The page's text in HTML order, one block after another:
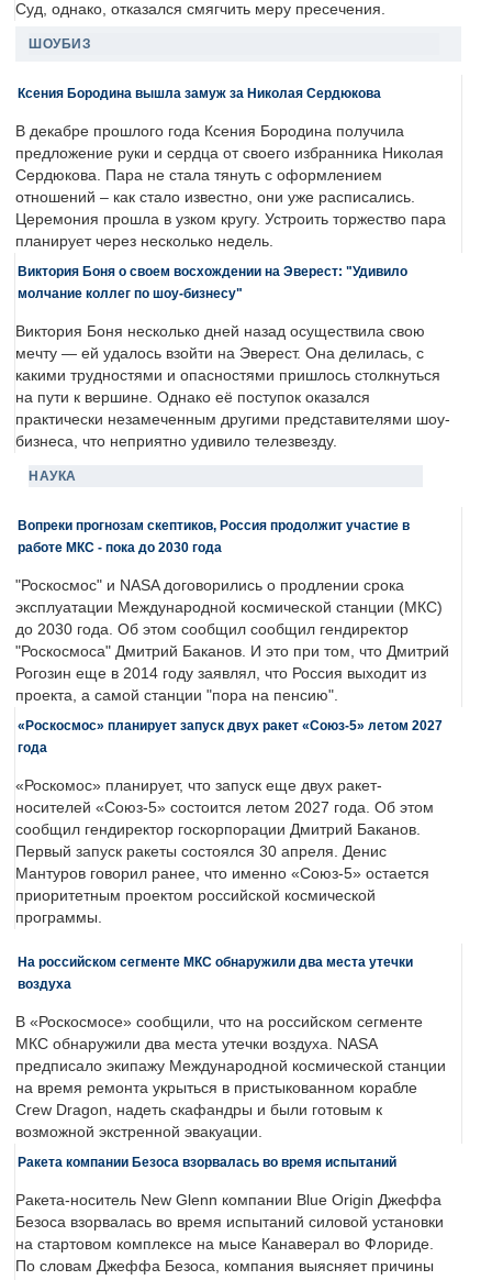
Суд, однако, отказался смягчить меру пресечения.
ШОУБИЗ
Ксения Бородина вышла замуж за Николая Сердюкова
В декабре прошлого года Ксения Бородина получила
предложение руки и сердца от своего избранника Николая
Сердюкова. Пара не стала тянуть с оформлением
отношений – как стало известно, они уже расписались.
Церемония прошла в узком кругу. Устроить торжество пара
планирует через несколько недель.
Виктория Боня о своем восхождении на Эверест: "Удивило
молчание коллег по шоу-бизнесу"
Виктория Боня несколько дней назад осуществила свою
мечту — ей удалось взойти на Эверест. Она делилась, с
какими трудностями и опасностями пришлось столкнуться
на пути к вершине. Однако её поступок оказался
практически незамеченным другими представителями шоу-
бизнеса, что неприятно удивило телезвезду.
НАУКА
Вопреки прогнозам скептиков, Россия продолжит участие в
работе МКС - пока до 2030 года
"Роскосмос" и NASA договорились о продлении срока
эксплуатации Международной космической станции (МКС)
до 2030 года. Об этом сообщил сообщил гендиректор
"Роскосмоса" Дмитрий Баканов. И это при том, что Дмитрий
Рогозин еще в 2014 году заявлял, что Россия выходит из
проекта, а самой станции "пора на пенсию".
«Роскосмос» планирует запуск двух ракет «Союз-5» летом 2027
года
«Роскомос» планирует, что запуск еще двух ракет-
носителей «Союз-5» состоится летом 2027 года. Об этом
сообщил гендиректор госкорпорации Дмитрий Баканов.
Первый запуск ракеты состоялся 30 апреля. Денис
Мантуров говорил ранее, что именно «Союз-5» остается
приоритетным проектом российской космической
программы.
На российском сегменте МКС обнаружили два места утечки
воздуха
В «Роскосмосе» сообщили, что на российском сегменте
МКС обнаружили два места утечки воздуха. NASA
предписало экипажу Международной космической станции
на время ремонта укрыться в пристыкованном корабле
Crew Dragon, надеть скафандры и были готовым к
возможной экстренной эвакуации.
Ракета компании Безоса взорвалась во время испытаний
Ракета-носитель New Glenn компании Blue Origin Джеффа
Безоса взорвалась во время испытаний силовой установки
на стартовом комплексе на мысе Канаверал во Флориде.
По словам Джеффа Безоса, компания выясняет причины